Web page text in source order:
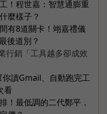
！程世嘉：智慧通膨重
麼樣子？
有8道關卡！翊嘉禮儀
後道別？
行銷「工具越多卻成效
讀Gmail、自動跑完工
看
！最低調的二代鄭平，